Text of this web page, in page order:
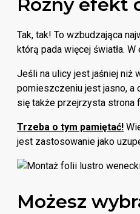
Tak, tak! To wzbudzająca
którą pada więcej światła.
Jeśli na ulicy jest jaśniej niż
pomieszczeniu jest jasno, a
się także przejrzysta strona
Trzeba o tym pamiętać!
jest zastosowanie jako
Możesz